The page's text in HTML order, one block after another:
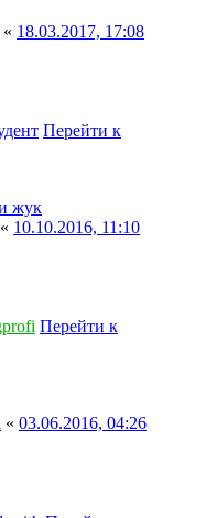
« 18.03.2017, 17:08
Перейти к
жук
« 10.10.2016, 11:10
Перейти к
« 03.06.2016, 04:26